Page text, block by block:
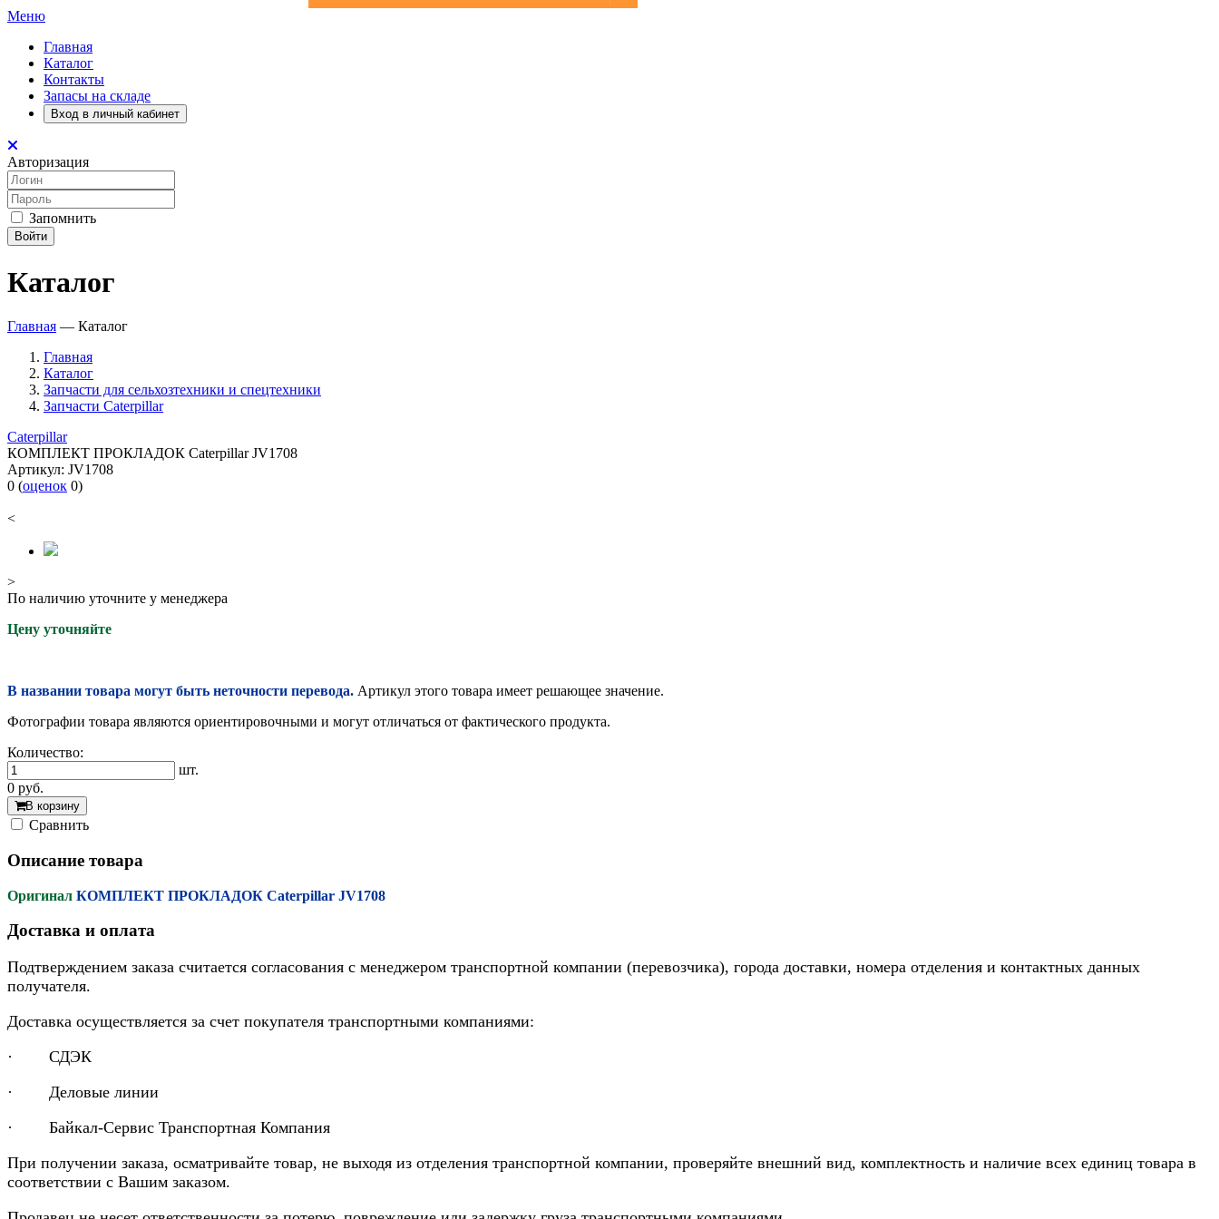
Меню
Главная
Каталог
Контакты
Запасы на складе
Вход в личный кабинет
Авторизация
Запомнить
Войти
Каталог
Главная — Каталог
Главная
Каталог
Запчасти для сельхозтехники и спецтехники
Запчасти Caterpillar
Caterpillar
КОМПЛЕКТ ПРОКЛАДОК Caterpillar JV1708
Артикул: JV1708
0 (оценок 0)
<
>
По наличию уточните у менеджера
Цену уточняйте
В названии товара могут быть неточности перевода. Артикул этого товара имеет решающее значение.
Фотографии товара являются ориентировочными и могут отличаться от фактического продукта.
Количество:
шт.
0 руб.
В корзину
Cравнить
Описание товара
Оригинал КОМПЛЕКТ ПРОКЛАДОК Caterpillar JV1708
Доставка и оплата
Подтверждением заказа считается согласования с менеджером транспортной компании (перевозчика), города доставки, номера отделения и контактных данных
получателя.
Доставка осуществляется за счет покупателя транспортными компаниями:
· СДЭК
· Деловые линии
· Байкал-Сервис Транспортная Компания
При получении заказа, осматривайте товар, не выходя из отделения транспортной компании, проверяйте внешний вид, комплектность и наличие всех единиц товара в
соответствии с Вашим заказом.